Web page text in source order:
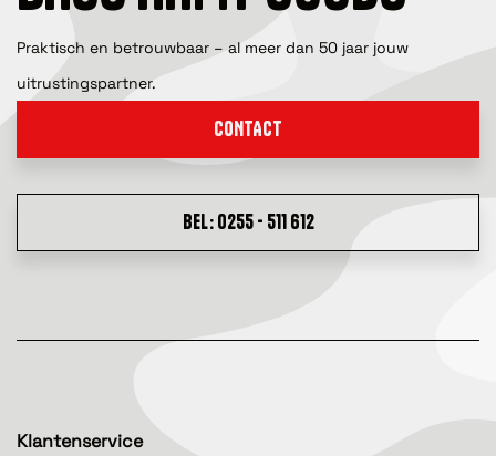
Praktisch en betrouwbaar – al meer dan 50 jaar jouw
uitrustingspartner.
CONTACT
BEL: 0255 - 511 612
Klantenservice